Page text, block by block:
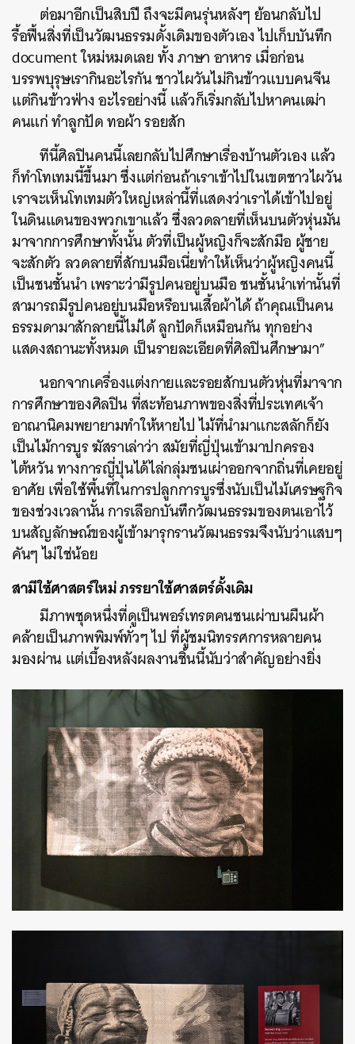
ต่อมาอีกเป็นสิบปี ถึงจะมีคนรุ่นหลังๆ ย้อนกลับไป
รื้อฟื้นสิ่งที่เป็นวัฒนธรรมดั้งเดิมของตัวเอง ไปเก็บบันทึก
document ใหม่หมดเลย ทั้ง ภาษา อาหาร เมื่อก่อน
บรรพบุรุษเรากินอะไรกัน ชาวไผวันไม่กินข้าวแบบคนจีน
แต่กินข้าวฟ่าง อะไรอย่างนี้ แล้วก็เริ่มกลับไปหาคนเฒ่า
คนแก่ ทำลูกปัด ทอผ้า รอยสัก
ทีนี้ศิลปินคนนี้เลยกลับไปศึกษาเรื่องบ้านตัวเอง แล้ว
ก็ทำโทเทมนี้ขึ้นมา ซึ่งแต่ก่อนถ้าเราเข้าไปในเขตชาวไผวัน
เราจะเห็นโทเทมตัวใหญ่เหล่านี้ที่แสดงว่าเราได้เข้าไปอยู่
ในดินแดนของพวกเขาแล้ว ซึ่งลวดลายที่เห็นบนตัวหุ่นมัน
มาจากการศึกษาทั้งนั้น ตัวที่เป็นผู้หญิงก็จะสักมือ ผู้ชาย
จะสักตัว ลวดลายที่สักบนมือเนี่ยทำให้เห็นว่าผู้หญิงคนนี้
เป็นชนชั้นนำ เพราะว่ามีรูปคนอยู่บนมือ ชนชั้นนำเท่านั้นที่
สามารถมีรูปคนอยู่บนมือหรือบนเสื้อผ้าได้ ถ้าคุณเป็นคน
ธรรมดามาสักลายนี้ไม่ได้ ลูกปัดก็เหมือนกัน ทุกอย่าง
แสดงสถานะทั้งหมด เป็นรายละเอียดที่ศิลปินศึกษามา”
นอกจากเครื่องแต่งกายและรอยสักบนตัวหุ่นที่มาจาก
การศึกษาของศิลปิน ที่สะท้อนภาพของสิ่งที่ประเทศเจ้า
อาณานิคมพยายามทำให้หายไป ไม้ที่นำมาแกะสลักก็ยัง
เป็นไม้การบูร ฆัสราเล่าว่า สมัยที่ญี่ปุ่นเข้ามาปกครอง
ไต้หวัน ทางการญี่ปุ่นได้ไล่กลุ่มชนเผ่าออกจากถิ่นที่เคยอยู่
อาศัย เพื่อใช้พื้นที่ในการปลูกการบูรซึ่งนับเป็นไม้เศรษฐกิจ
ของช่วงเวลานั้น การเลือกบันทึกวัฒนธรรมของตนเอาไว้
บนสัญลักษณ์ของผู้เข้ามารุกรานวัฒนธรรมจึงนับว่าแสบๆ
คันๆ ไม่ใช่น้อย
สามีใช้ศาสตร์ใหม่ ภรรยาใช้ศาสตร์ดั้งเดิม
มีภาพชุดหนึ่งที่ดูเป็นพอร์เทรตคนชนเผ่าบนผืนผ้า
คล้ายเป็นภาพพิมพ์ทั่วๆ ไป ที่ผู้ชมนิทรรศการหลายคน
มองผ่าน แต่เบื้องหลังผลงานชิ้นนี้นับว่าสำคัญอย่างยิ่ง